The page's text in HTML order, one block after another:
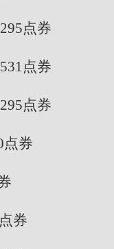
点券
点券
点券
券
券